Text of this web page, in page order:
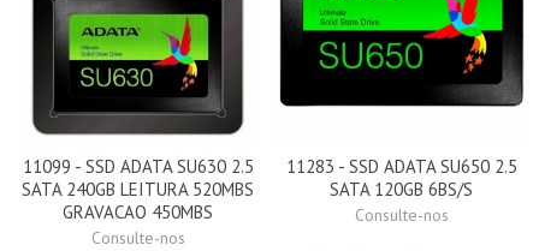
11099 - SSD ADATA SU630 2.5
SATA 240GB LEITURA 520MBS
GRAVACAO 450MBS
Consulte-nos
11283 - SSD ADATA SU650 2.5
SATA 120GB 6BS/S
Consulte-nos